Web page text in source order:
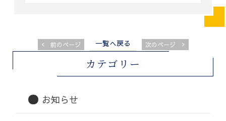
カテゴリー
お知らせ
<前のページ 一覧へ戻る 次のページ >